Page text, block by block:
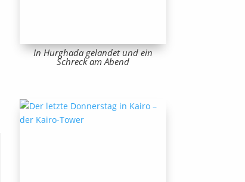
In Hurghada gelandet und ein
Schreck am Abend